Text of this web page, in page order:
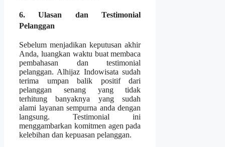
6. Ulasan dan Testimonial
Pelanggan
Sebelum menjadikan keputusan akhir
Anda, luangkan waktu buat membaca
pembahasan dan testimonial
pelanggan. Alhijaz Indowisata sudah
terima umpan balik positif dari
pelanggan senang yang tidak
terhitung banyaknya yang sudah
alami layanan sempurna anda dengan
langsung. Testimonial ini
menggambarkan komitmen agen pada
kelebihan dan kepuasan pelanggan.